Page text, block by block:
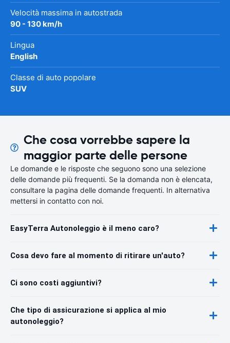
Velocità massima in autostrada
90 - 130 km/h
Lingua
English
Classe di auto popolare
SUV
Che cosa vorrebbe sapere la
maggior parte delle persone
Le domande e le risposte che seguono sono una selezione
delle domande più frequenti. Se la domanda non è elencata,
consultare la pagina delle domande frequenti. In alternativa
mettersi in contatto con noi.
EasyTerra Autonoleggio è il meno caro?
Cosa devo fare al momento di ritirare un'auto?
Ci sono costi aggiuntivi?
Che tipo di assicurazione si applica al mio
autonoleggio?